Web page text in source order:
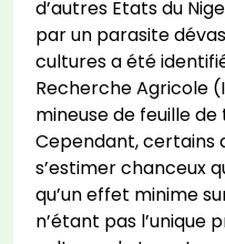
d’autres Etats du
par un parasite
cultures a été
Recherche Agricole
mineuse de feuille
Cependant, certains
s’estimer chanceux
qu’un effet minime
n’étant pas l’unique